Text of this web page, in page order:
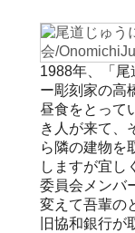
1988年、「
ー彫刻家の高
昼食をとって
き人が来て、
ら隣の建物を
しますが宜し
委員会メンバ
変えて吾輩の
旧協和銀行